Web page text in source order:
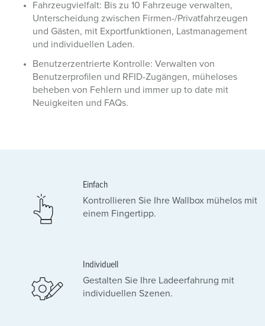
Fahrzeugvielfalt: Bis zu 10 Fahrzeuge verwalten,
Unterscheidung zwischen Firmen-/Privatfahrzeugen
und Gästen, mit Exportfunktionen, Lastmanagement
und individuellen Laden.
Benutzerzentrierte Kontrolle: Verwalten von
Benutzerprofilen und RFID-Zugängen, müheloses
beheben von Fehlern und immer up to date mit
Neuigkeiten und FAQs.
Einfach
Kontrollieren Sie Ihre Wallbox mühelos mit
einem Fingertipp.
Individuell
Gestalten Sie Ihre Ladeerfahrung mit
individuellen Szenen.